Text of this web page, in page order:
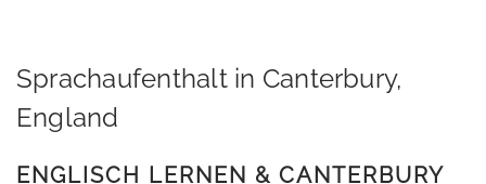
Sprachaufenthalt in Canterbury,
England
ENGLISCH LERNEN & CANTERBURY